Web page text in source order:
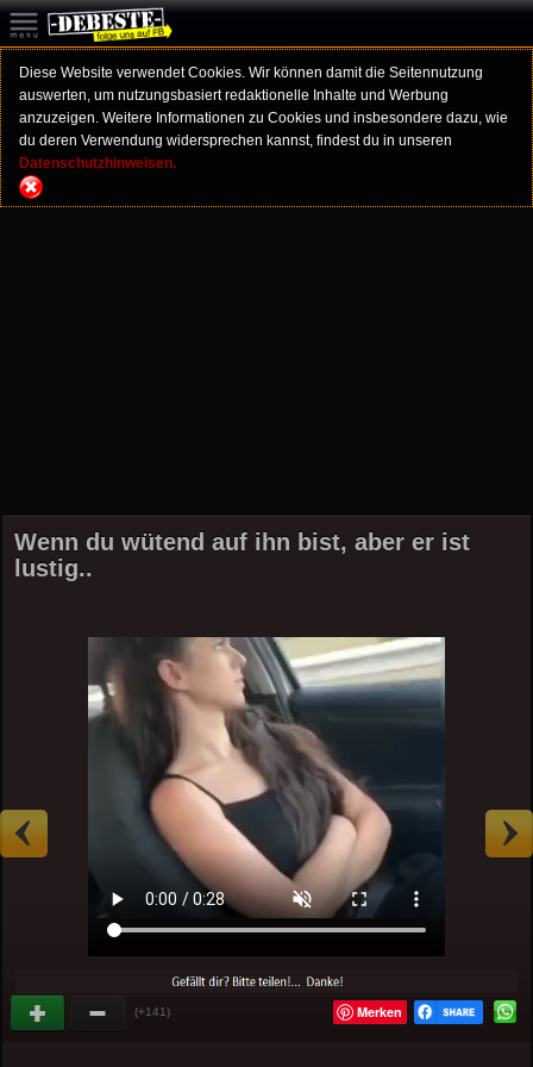
Diese Website verwendet Cookies. Wir können damit die Seitennutzung
auswerten, um nutzungsbasiert redaktionelle Inhalte und Werbung
anzuzeigen. Weitere Informationen zu Cookies und insbesondere dazu, wie
du deren Verwendung widersprechen kannst, findest du in unseren
Datenschutzhinweisen.
Wenn du wütend auf ihn bist, aber er ist
lustig..
(+141) Merken